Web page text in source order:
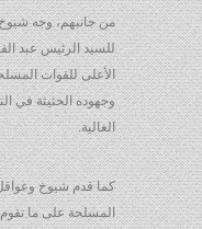
من جانبهم، وجه شيوخ
للسيد الرئيس عبد
الأعلى للقوات
وجهوده الحثيثة في
الغالية.
كما قدم شيوخ وعواقل
المسلحة على ما تقوم